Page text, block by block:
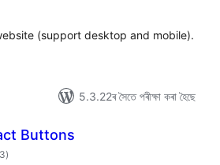
(support desktop and mobile).
5.3.22ৰ সৈতে পৰীক্ষা কৰা হৈছে
Buttons
টা
মুঠ)